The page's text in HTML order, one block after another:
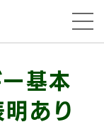
menu
基本
あり